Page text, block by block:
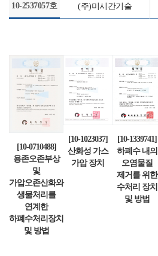
10-2537057호 (주)미시간기술
[10-0710488]
용존오존부상
및
가압오존산화와
생물처리를
연계한
하폐수처리장치
및 방법
[10-1023037]
산화성 가스
가압 장치
[10-1339741]
하폐수 내의
오염물질
제거를 위한
수처리 장치
및 방법